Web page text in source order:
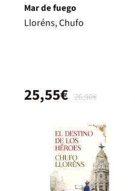
Mar de fuego
Lloréns, Chufo
26,90€
25,55€